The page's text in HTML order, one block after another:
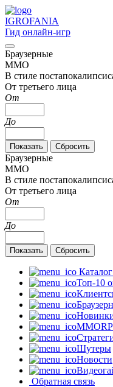
IGROFANIA
Гид онлайн-игр
Браузерные
MMO
В стиле
От третьего лица
От
До
Браузерные
MMO
В стиле
От третьего лица
От
До
Топ-10
Шутеры
Новости
Обратная связь